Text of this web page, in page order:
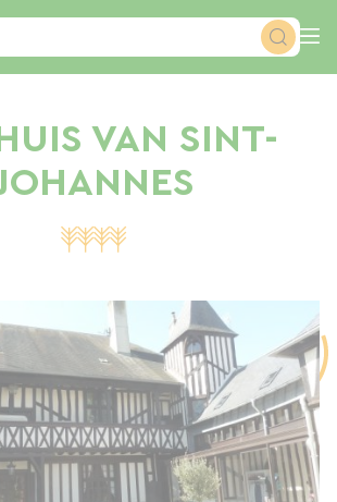
VAN SINT-